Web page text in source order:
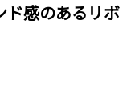
ド感のあるリボ